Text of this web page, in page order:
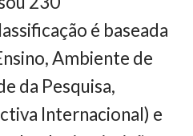
é baseada
Ambiente de
da Pesquisa,
Internacional) e